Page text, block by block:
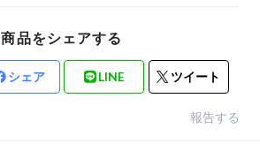
商品をシェアする
シェア LINE ツイート
報告する